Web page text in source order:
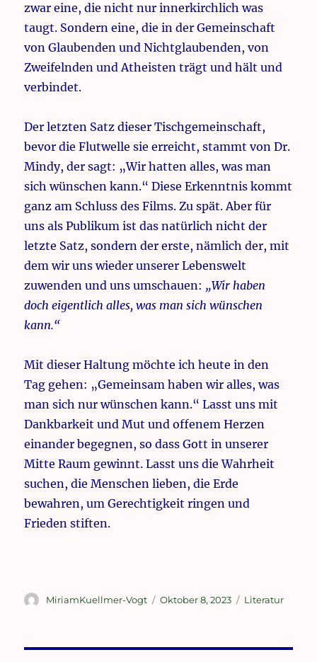
zwar eine, die nicht nur innerkirchlich was
taugt. Sondern eine, die in der Gemeinschaft
von Glaubenden und Nichtglaubenden, von
Zweifelnden und Atheisten trägt und hält und
verbindet.
Der letzten Satz dieser Tischgemeinschaft,
bevor die Flutwelle sie erreicht, stammt von Dr.
Mindy, der sagt: „Wir hatten alles, was man
sich wünschen kann.“ Diese Erkenntnis kommt
ganz am Schluss des Films. Zu spät. Aber für
uns als Publikum ist das natürlich nicht der
letzte Satz, sondern der erste, nämlich der, mit
dem wir uns wieder unserer Lebenswelt
zuwenden und uns umschauen: „Wir haben
doch eigentlich alles, was man sich wünschen
kann.“
Mit dieser Haltung möchte ich heute in den
Tag gehen: „Gemeinsam haben wir alles, was
man sich nur wünschen kann.“ Lasst uns mit
Dankbarkeit und Mut und offenem Herzen
einander begegnen, so dass Gott in unserer
Mitte Raum gewinnt. Lasst uns die Wahrheit
suchen, die Menschen lieben, die Erde
bewahren, um Gerechtigkeit ringen und
Frieden stiften.
Autor
MiriamKuellmer-Vogt
Veröffentlicht
Oktober 8, 2023 Kategorien
Literatur